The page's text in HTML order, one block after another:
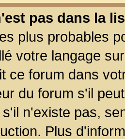
pas dans la
plus probables
votre langage
ce forum dans
du forum s'il
n'existe pas,
Plus